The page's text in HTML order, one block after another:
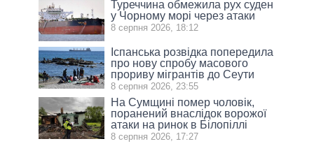
Туреччина обмежила рух суден
у Чорному морі через атаки
8 серпня 2026, 18:12
Іспанська розвідка попередила
про нову спробу масового
прориву мігрантів до Сеути
8 серпня 2026, 23:55
На Сумщині помер чоловік,
поранений внаслідок ворожої
атаки на ринок в Білопіллі
8 серпня 2026, 17:27